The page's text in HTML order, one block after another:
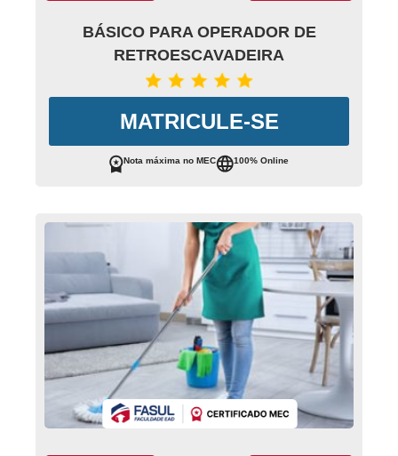
BÁSICO PARA OPERADOR DE
RETROESCAVADEIRA
MATRICULE-SE
Nota máxima no MEC 100% Online